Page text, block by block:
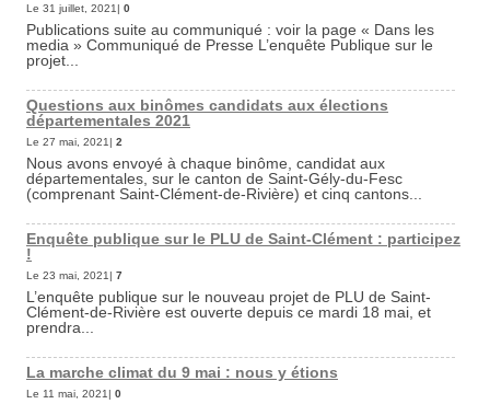
Le 31 juillet, 2021| 0
Publications suite au communiqué : voir la page « Dans les
media » Communiqué de Presse L’enquête Publique sur le
projet...
Questions aux binômes candidats aux élections
départementales 2021
Le 27 mai, 2021| 2
Nous avons envoyé à chaque binôme, candidat aux
départementales, sur le canton de Saint-Gély-du-Fesc
(comprenant Saint-Clément-de-Rivière) et cinq cantons...
Enquête publique sur le PLU de Saint-Clément : participez
!
Le 23 mai, 2021| 7
L’enquête publique sur le nouveau projet de PLU de Saint-
Clément-de-Rivière est ouverte depuis ce mardi 18 mai, et
prendra...
La marche climat du 9 mai : nous y étions
Le 11 mai, 2021| 0